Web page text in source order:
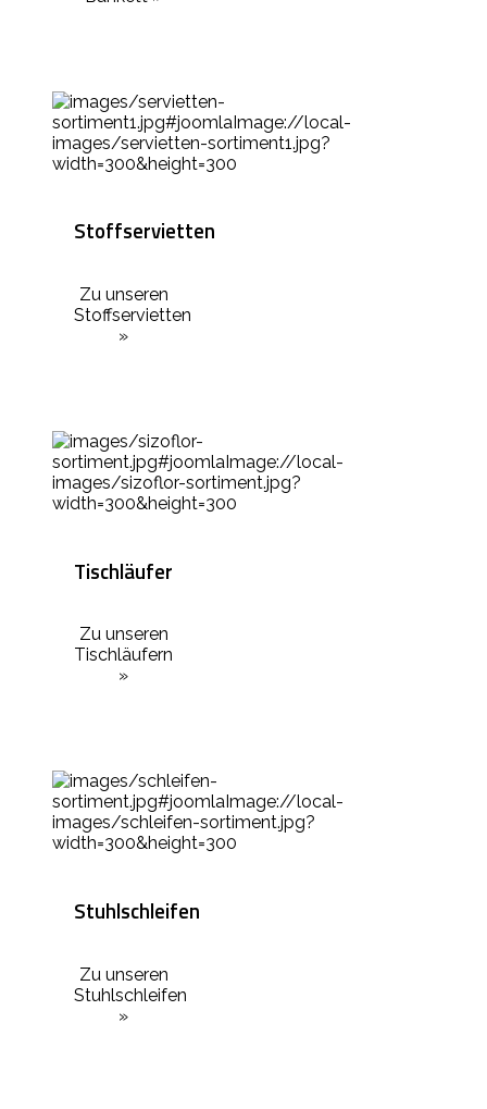
Stoffservietten
Zu unseren
Stoffservietten
»
Tischläufer
Zu unseren
Tischläufern
»
Stuhlschleifen
Zu unseren
Stuhlschleifen
»